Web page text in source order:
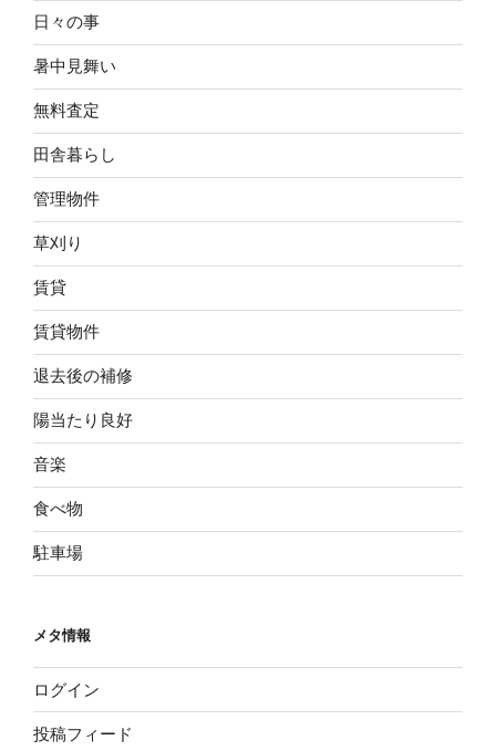
日々の事
暑中見舞い
無料査定
田舎暮らし
管理物件
草刈り
賃貸
賃貸物件
退去後の補修
陽当たり良好
音楽
食べ物
駐車場
メタ情報
ログイン
投稿フィード